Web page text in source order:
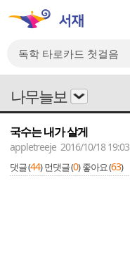
나무늘보
국수는 내가 살게
appletreeje 2016/10/18 19:03
댓글 (44) 먼댓글 (0) 좋아요 (63)